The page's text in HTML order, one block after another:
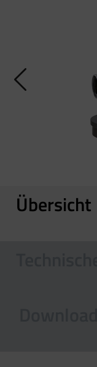
Übersicht